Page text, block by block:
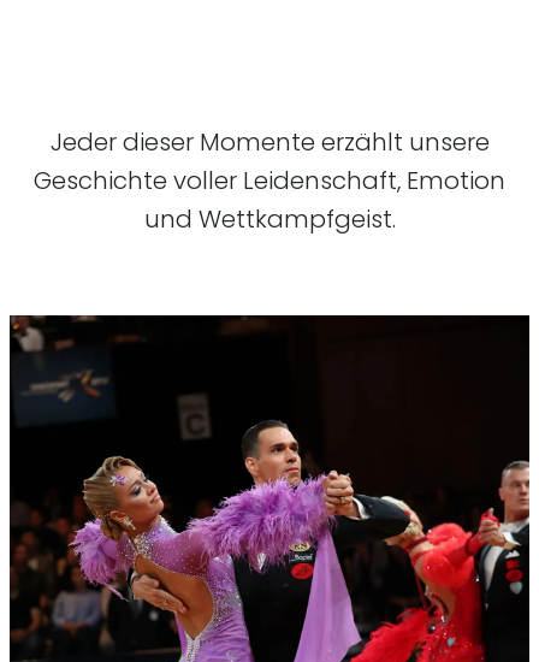
Jeder dieser Momente erzählt unsere
Geschichte voller Leidenschaft, Emotion
und Wettkampfgeist.